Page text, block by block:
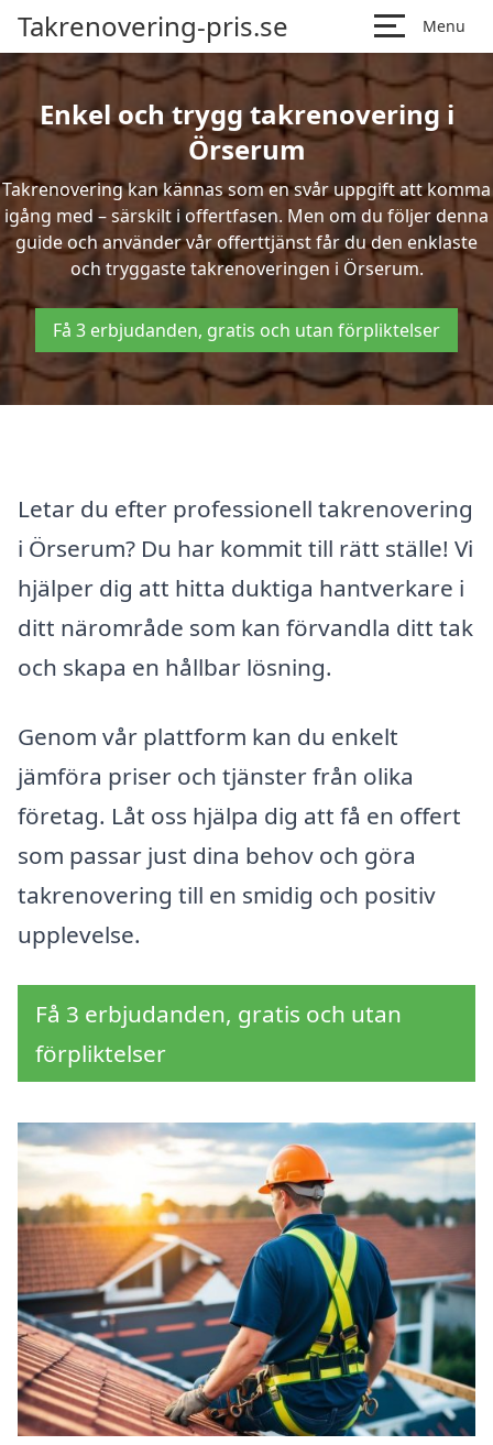
Takrenovering-pris.se Menu
Enkel och trygg takrenovering i
Örserum
Takrenovering kan kännas som en svår uppgift att komma
igång med – särskilt i offertfasen. Men om du följer denna
guide och använder vår offerttjänst får du den enklaste
och tryggaste takrenoveringen i Örserum.
Få 3 erbjudanden, gratis och utan förpliktelser
Letar du efter professionell takrenovering
i Örserum? Du har kommit till rätt ställe! Vi
hjälper dig att hitta duktiga hantverkare i
ditt närområde som kan förvandla ditt tak
och skapa en hållbar lösning.
Genom vår plattform kan du enkelt
jämföra priser och tjänster från olika
företag. Låt oss hjälpa dig att få en offert
som passar just dina behov och göra
takrenovering till en smidig och positiv
upplevelse.
Få 3 erbjudanden, gratis och utan
förpliktelser